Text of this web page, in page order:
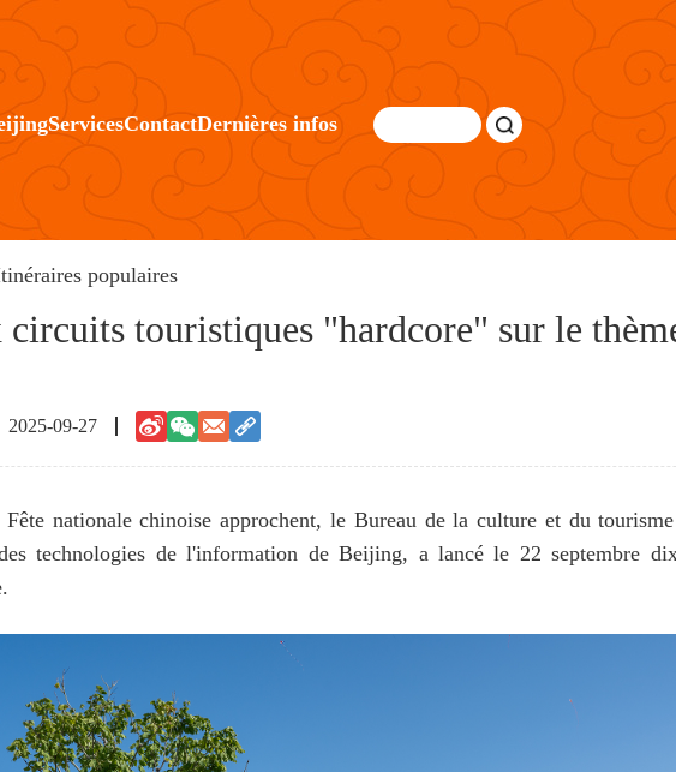
ServicesContactDernières infos
populaires
touristiques "hardcore" sur le
2025-09-27
nationale chinoise approchent, le Bureau de la culture et du
technologies de l'information de Beijing, a lancé le 22 septembre